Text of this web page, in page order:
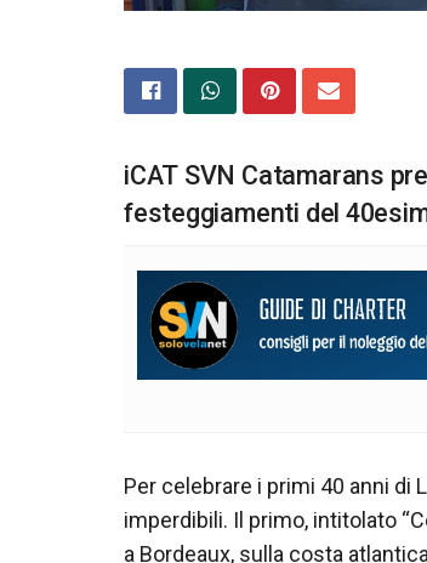
iCAT SVN Catamarans
festeggiamenti del
Per celebrare i primi 40 anni di
imperdibili. Il primo, intitolato
a Bordeaux, sulla costa